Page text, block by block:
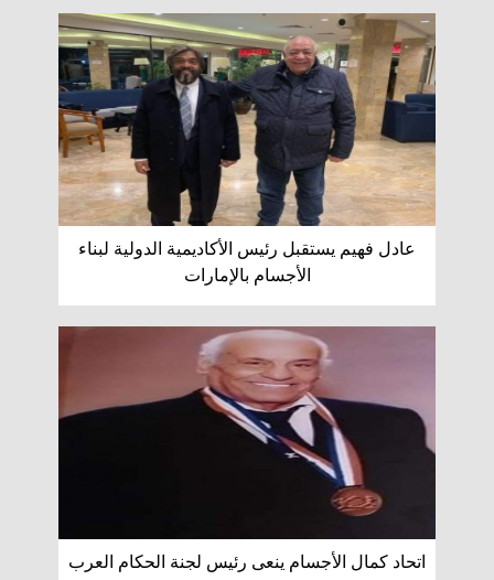
عادل فهيم يستقبل رئيس الأكاديمية الدولية لبناء
الأجسام بالإمارات
اتحاد كمال الأجسام ينعى رئيس لجنة الحكام العرب